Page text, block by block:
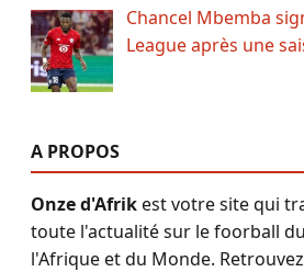
Chancel Mbemba
League après une
A PROPOS
Onze d'Afrikest votre site qui
toute l'actualité sur le foorball du
l'Afrique et du Monde.